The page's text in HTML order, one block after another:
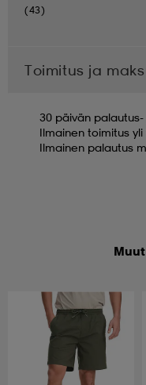
(43)
Toimitus ja
30 päivän
Ilmainen toimitus
Ilmainen palautus